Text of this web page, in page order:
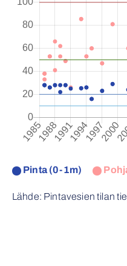
Pinta (0-1m)
Lähde: Pintavesien tilan